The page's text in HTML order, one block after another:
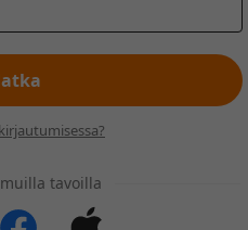
tavoilla